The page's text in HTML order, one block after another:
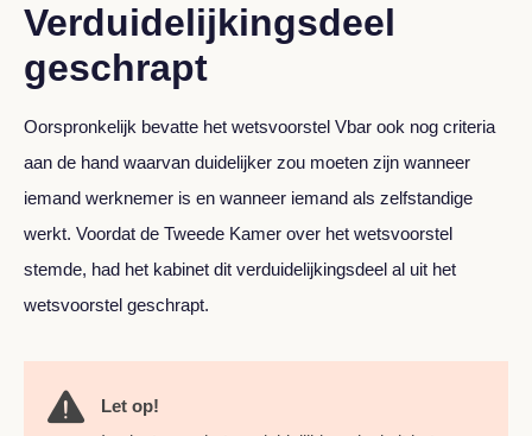
Verduidelijkingsdeel
geschrapt
Oorspronkelijk bevatte het wetsvoorstel Vbar ook nog criteria
aan de hand waarvan duidelijker zou moeten zijn wanneer
iemand werknemer is en wanneer iemand als zelfstandige
werkt. Voordat de Tweede Kamer over het wetsvoorstel
stemde, had het kabinet dit verduidelijkingsdeel al uit het
wetsvoorstel geschrapt.
Let op!